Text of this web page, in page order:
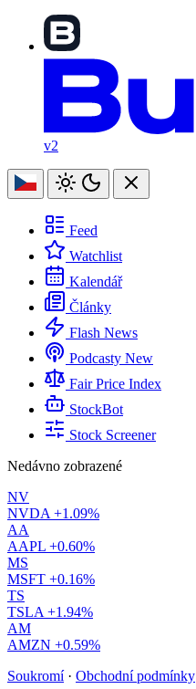
v2
Feed
Watchlist
Kalendář
Články
Flash News
Podcasty New
Fair Price Index
StockBot
Stock Screener
Nedávno zobrazené
NV
NVDA +1.09%
AA
AAPL +0.60%
MS
MSFT +0.16%
TS
TSLA +1.94%
AM
AMZN +0.59%
Soukromí · Obchodní podmínky